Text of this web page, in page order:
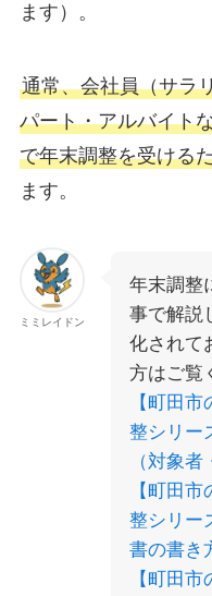
ます）。
通常、会社員（サラ
パート・アルバイト
で年末調整を受ける
ます。
ミミレイドン
年末調整
事で解説
化されて
方はご覧
【町田
整シリー
（対象者
【町田
整シリー
書の書き
【町田